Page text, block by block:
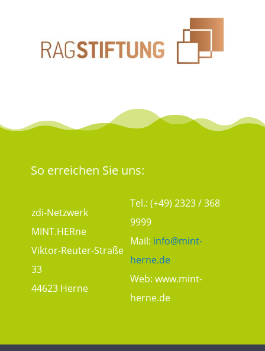
So erreichen Sie uns:
zdi-Netzwerk
MINT.HERne
Viktor-Reuter-Straße
33
44623 Herne
Tel.: (+49) 2323 / 368
9999
Mail: info@mint-
herne.de
Web: www.mint-
herne.de